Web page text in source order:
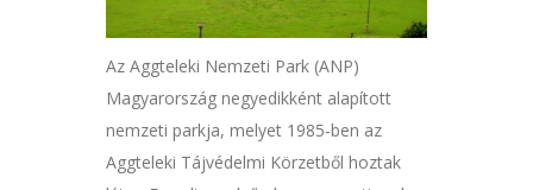
Az Aggteleki Nemzeti Park (ANP)
Magyarország negyedikként alapított
nemzeti parkja, melyet 1985-ben az
Aggteleki Tájvédelmi Körzetből hoztak